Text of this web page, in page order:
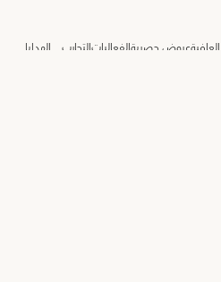
العافيةعروض حصريةالفعالياتالتجارب الهدايا